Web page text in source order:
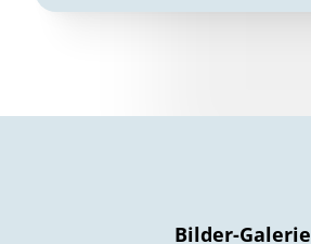
Bilder-Galerie